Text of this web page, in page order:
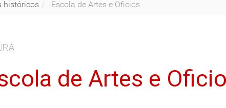
históricos Escola de Artes e Oficios
de Artes e